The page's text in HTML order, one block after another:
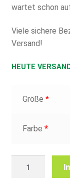
wartet schon
Viele sichere
Versand!
HEUTE
Größe *
Farbe *